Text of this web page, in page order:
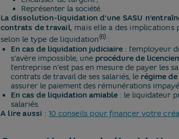
Représenter la société.
La dissolution-liquidation d'une SASU
contrats de travail, mais elle a des implications
selon le type de liquidation(6) :
En cas de liquidation judiciaire : l'employeur
s’avère impossible, une procédure de
l’entreprise n’est pas en mesure de payer les
contrats de travail de ses salariés, le régime
assurer le paiement des rémunérations
En cas de liquidation amiable : le liquidateur
salariés.
A lire aussi :10 conseils pour financer votre